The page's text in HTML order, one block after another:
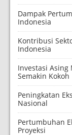
Dampak
Indonesia
Kontribusi
Indonesia
Investasi Asing
Semakin Kokoh
Peningkatan
Nasional
Pertumbuhan
Proyeksi